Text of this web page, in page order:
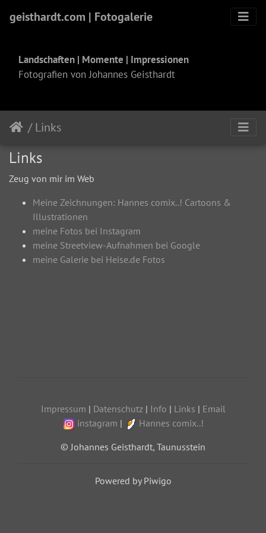
geisthardt.com | Fotogalerie
Landschaften | Momente | Impressionen
Fotografien von Johannes Geisthardt
/ Links
Links
Zeug von mir im Web
Meine Zeichnungen: Hannes comix..! Cartoons &
Illustrationen
meine Fotos bei Instagram
meine Streetview-Aufnahmen bei Google
meine Galerie bei Heise.de Fotos
Impressum | Datenschutz| Info | Links | Email
instagram |
Hannes comix..!
© Johannes Geisthardt, Taunusstein
Powered by Piwigo